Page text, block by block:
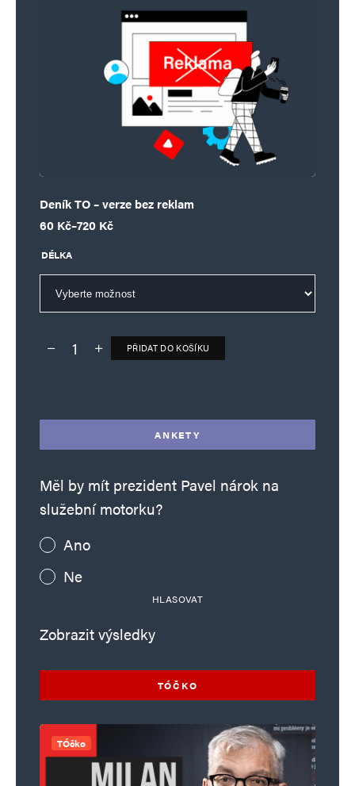
Deník TO – verze bez reklam
60 Kč–720 Kč
Rozpětí cen: 60 Kč až 720 Kč
DÉLKA
Deník TO – verze bez reklam množství
PŘIDAT DO KOŠÍKU
ANKETY
Měl by mít prezident Pavel nárok na
služební motorku?
Ano
Ne
HLASOVAT
Zobrazit výsledky
TÓČKO
TÓčko